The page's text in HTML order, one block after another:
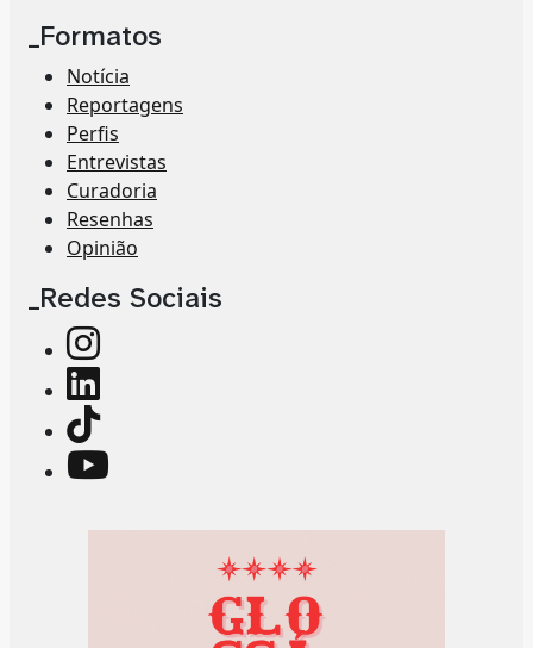
_Formatos
Notícia
Reportagens
Perfis
Entrevistas
Curadoria
Resenhas
Opinião
_Redes Sociais